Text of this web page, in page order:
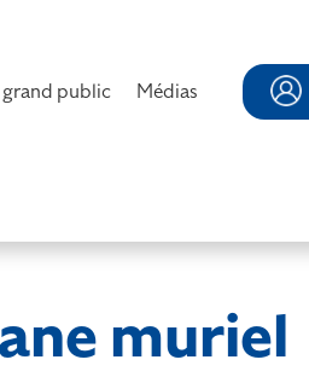
grand public Médias
muriel